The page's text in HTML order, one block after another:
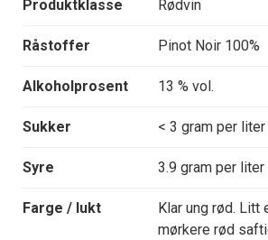
Produktklasse Rødvin
Råstoffer Pinot Noir 100%
Alkoholprosent 13 % vol.
Sukker < 3 gram per liter
Syre 3.9 gram per liter
Farge / lukt
Klar ung rød. Litt
mørkere rød